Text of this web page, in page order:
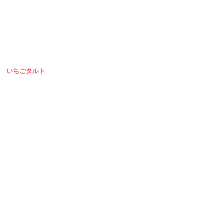
いちごタルト